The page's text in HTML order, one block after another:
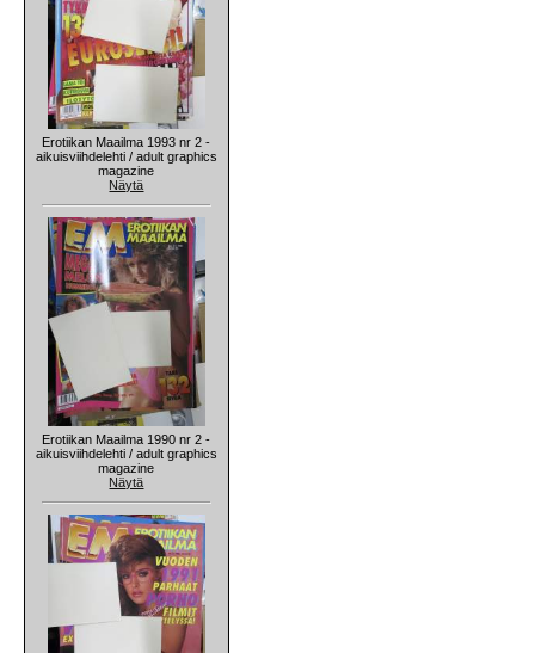
Erotiikan Maailma 1993 nr 2 -
aikuisviihdelehti / adult graphics
magazine
Näytä
Erotiikan Maailma 1990 nr 2 -
aikuisviihdelehti / adult graphics
magazine
Näytä